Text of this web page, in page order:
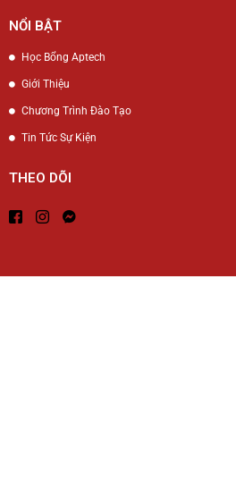
NỔI BẬT
Học Bổng Aptech
Giới Thiệu
Chương Trình Đào Tạo
Tin Tức Sự Kiện
THEO DÕI